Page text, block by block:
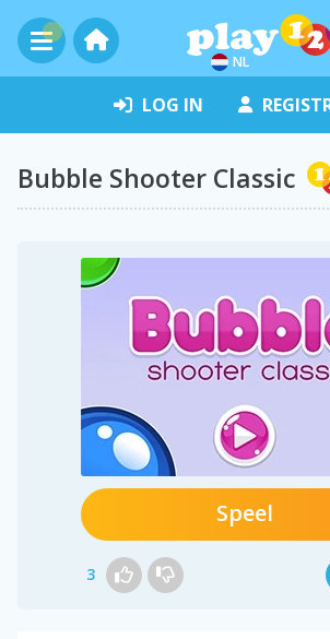
NL
LOG IN
Bubble Shooter Classic
Speel
3